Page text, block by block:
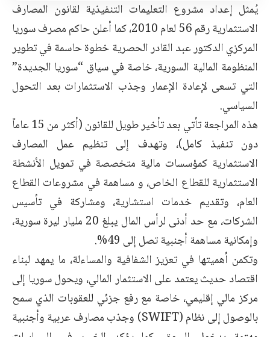
يُمثل إعداد مشروع التعليمات التنفيذية لقانون المصارف
الاستثمارية
رقم 56 لعام 2010، كما أعلن حاكم مصرف سوريا
المركزي الدكتور عبد القادر الحصرية خطوة حاسمة في تطوير
المنظومة المالية السورية، خاصة في سياق “سوريا الجديدة”
التي تسعى لإعادة الإعمار وجذب الاستثمارات بعد التحول
السياسي.
هذه المراجعة تأتي بعد تأخير طويل للقانون (أكثر من 15 عاماً
دون تنفيذ كامل)، وتهدف إلى تنظيم عمل المصارف
الاستثمارية كمؤسسات مالية متخصصة في تمويل الأنشطة
الاستثمارية للقطاع الخاص، و مساهمة في مشروعات القطاع
العام، وتقديم خدمات استشارية، ومشاركة في تأسيس
الشركات، مع حد أدنى لرأس المال يبلغ 20 مليار ليرة سورية،
وإمكانية مساهمة أجنبية تصل إلى 49%.
وتكمن أهميتها في تعزيز الشفافية والمساءلة، ما يمهد لبناء
اقتصاد حديث يعتمد على الاستثمار المالي، ويحول سوريا إلى
مركز مالي إقليمي، خاصة مع رفع جزئي للعقوبات الذي سمح
بالوصول إلى نظام (SWIFT) وجذب مصارف عربية وأجنبية